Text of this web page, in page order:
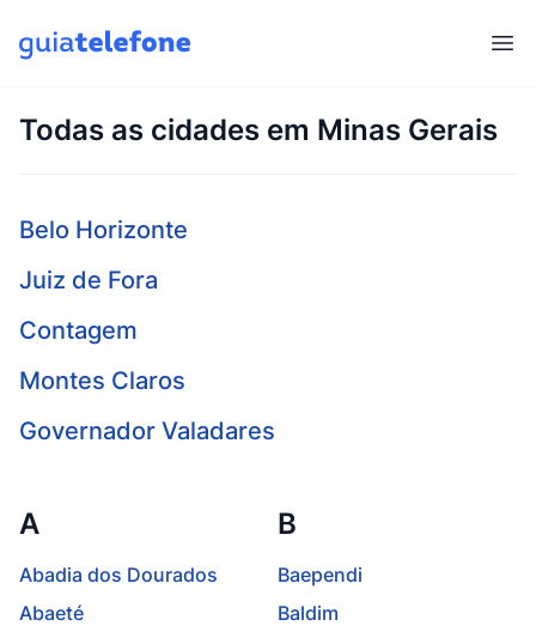
Todas as cidades em Minas Gerais
Belo Horizonte
Juiz de Fora
Contagem
Montes Claros
Governador Valadares
A
Abadia dos Dourados
Abaeté
B
Baependi
Baldim